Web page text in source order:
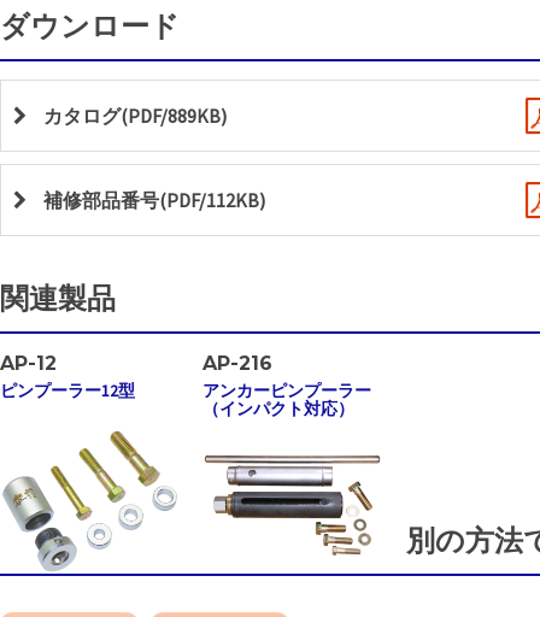
ダウンロード
カタログ(PDF/889KB)
補修部品番号(PDF/112KB)
関連製品
AP-12
ピンプーラー12型
AP-216
アンカーピンプーラー
（インパクト対応）
別の方法